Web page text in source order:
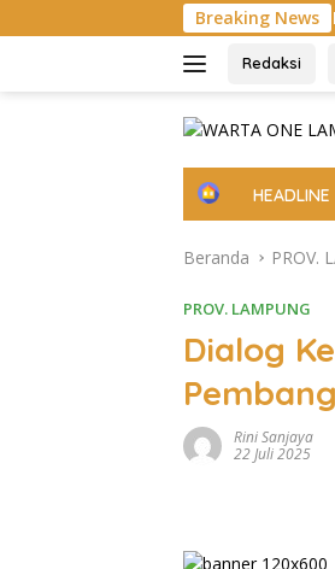
ke
Breaking News
Dinilai Miliki Daya Tarik
Redaksi
H
e
HEADLINE
Beranda PROV.
PROV. LAMPUNG
Dialog
Rini Sanjaya
22 Juli 2025